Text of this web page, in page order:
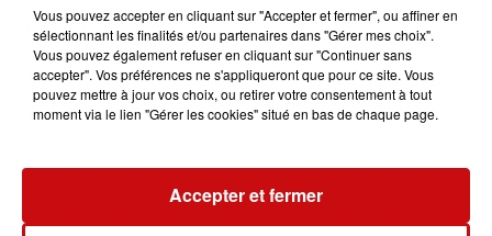
ce spectacle en terre alsacienne. Nous vous remercions
également pour votre patience sans limite avant de retrouver
vos artistes préférés.
Ajouter à votre calendrier
Vous pouvez accepter en cliquant sur "Accepter et fermer", ou affiner en
sélectionnant les finalités et/ou partenaires dans "Gérer mes choix".
Vous pouvez également refuser en cliquant sur "Continuer sans
accepter". Vos préférences ne s'appliqueront que pour ce site. Vous
pouvez mettre à jour vos choix, ou retirer votre consentement à tout
moment via le lien "Gérer les cookies" situé en bas de chaque page.
Accepter et fermer